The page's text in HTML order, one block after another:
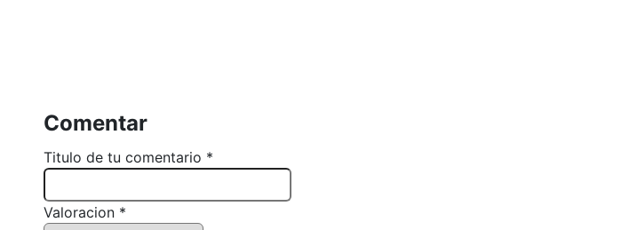
Comentar
Titulo de tu comentario *
Valoracion *